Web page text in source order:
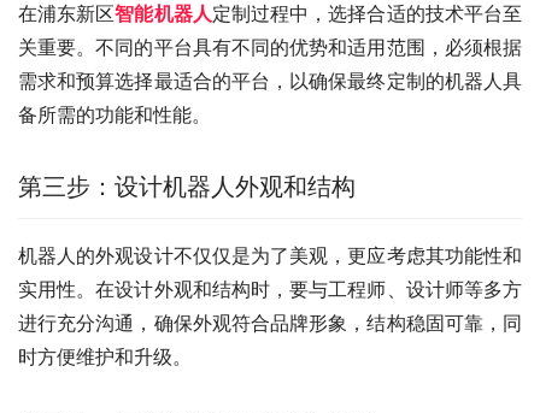
在浦东新区智能机器人定制过程中，选择合适的技术平台至
关重要。不同的平台具有不同的优势和适用范围，必须根据
需求和预算选择最适合的平台，以确保最终定制的机器人具
备所需的功能和性能。
第三步：设计机器人外观和结构
机器人的外观设计不仅仅是为了美观，更应考虑其功能性和
实用性。在设计外观和结构时，要与工程师、设计师等多方
进行充分沟通，确保外观符合品牌形象，结构稳固可靠，同
时方便维护和升级。